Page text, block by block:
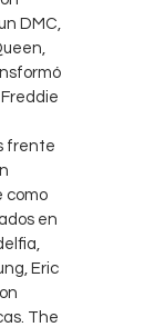
DMC,
frente
como
en
Eric
The